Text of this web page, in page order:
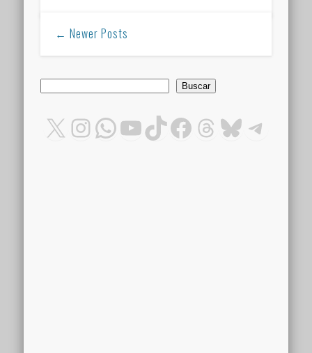
← Newer Posts
Buscar
X Instagram
WhatsApp
YouTube
TikTok
Facebook
Threads
Bluesky